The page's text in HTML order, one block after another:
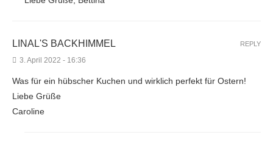
LINAL'S BACKHIMMEL
3. April 2022 - 16:36
Was für ein hübscher Kuchen und wirklich perfekt für Ostern!
Liebe Grüße
Caroline
REPLY